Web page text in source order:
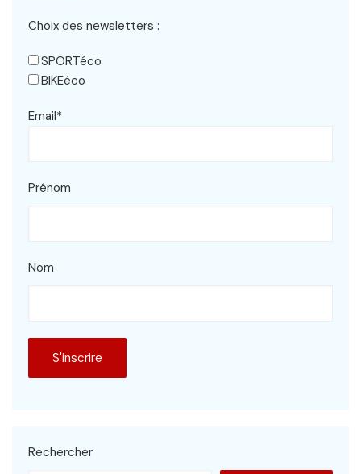
Choix des newsletters :
SPORTéco
BIKEéco
Email*
Prénom
Nom
Rechercher